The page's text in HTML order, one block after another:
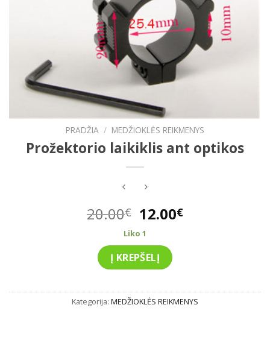
PRADŽIA / MEDŽIOKLĖS REIKMENYS
Prožektorio laikiklis ant optikos
20.00€ Original
price
was:
20.00€.
12.00€Current
Liko 1
Į KREPŠELĮ
Kategorija: MEDŽIOKLĖS REIKMENYS